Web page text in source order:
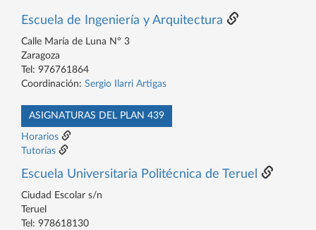
Escuela de Ingeniería y Arquitectura
Calle María de Luna Nº 3
Zaragoza
Tel: 976761864
Coordinación: Sergio Ilarri Artigas
ASIGNATURAS DEL PLAN 439
Horarios
Tutorías
Escuela Universitaria Politécnica de Teruel
Ciudad Escolar s/n
Teruel
Tel: 978618130